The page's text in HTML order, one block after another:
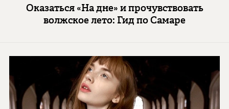
Оказаться «На дне» и прочувствовать
волжское лето: Гид по Самаре